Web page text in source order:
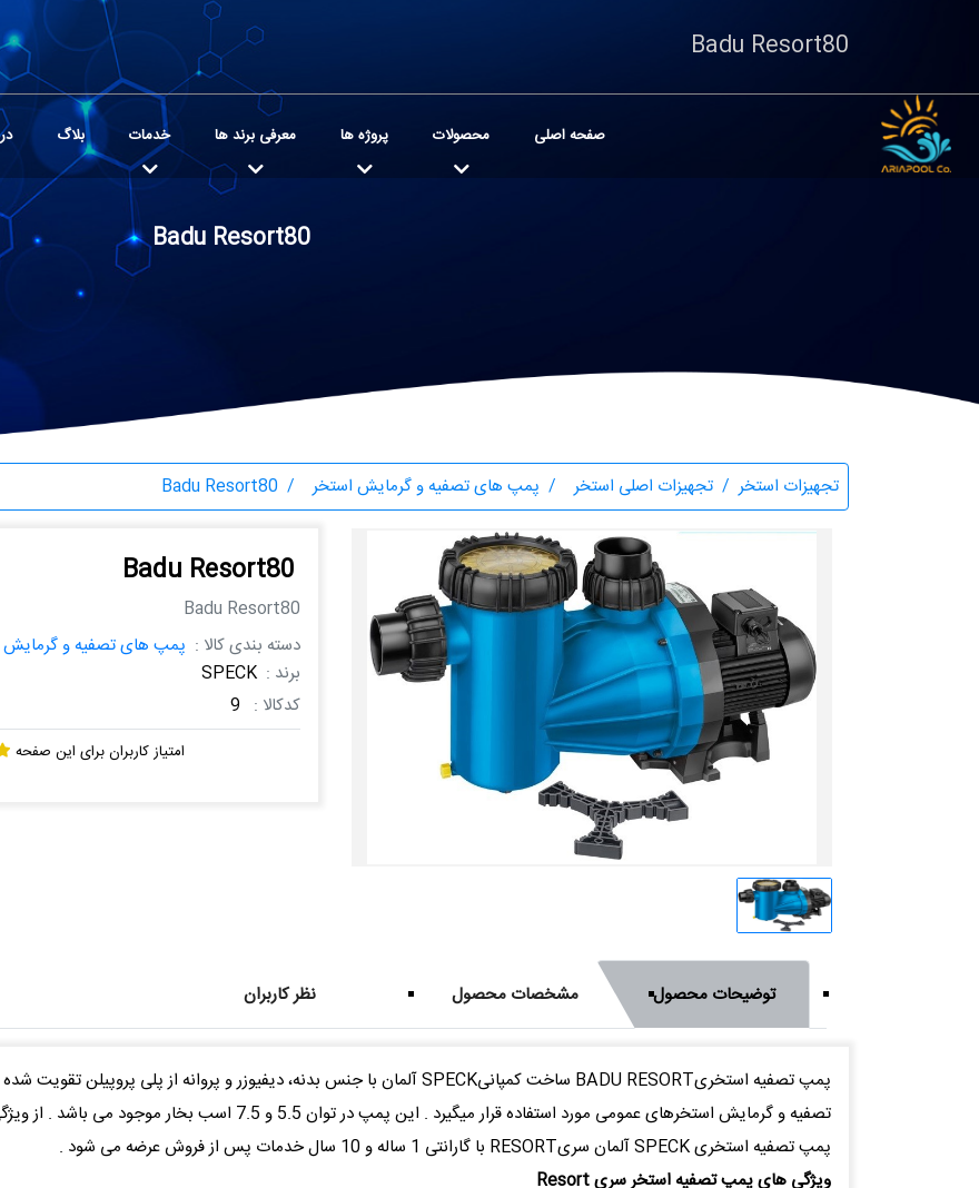
Badu Resort80
صفحه اصلی محصولات پروژه ها معرفی برند ها خدمات بلاگ
Badu Resort80
تجهیزات استخر تجهیزات اصلی استخر پمپ های تصفیه و گرمایش استخر Badu Resort80
Badu Resort80
Badu Resort80
دسته بندی کالا : پمپ های تصفیه و گرمایش
برند : SPECK
کدکالا : 9
امتیاز کاربران برای این صفحه
توضیحات محصول مشخصات محصول نظر کاربران
تصفیه و گرمایش استخرهای عمومی مورد استفاده قرار میگیرد . این پمپ در توان 5.5 و 7.5 اسب بخار موجود می باشد . از ویژگی های این پمپ به دبی بالای آن می توان اشاره کرد .
پمپ تصفیه استخری SPECK آلمان سریRESORT با گارانتی 1 ساله و 10 سال خدمات پس از فروش عرضه می شود .
ویژگی های پمپ تصفیه استخر سری Resort